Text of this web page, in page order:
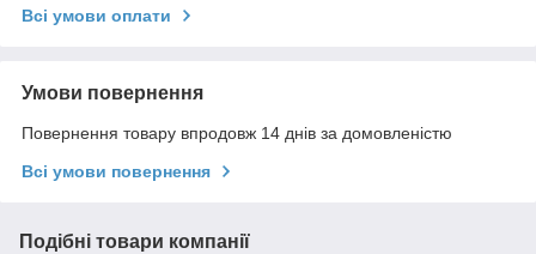
Всі умови оплати
Умови повернення
Повернення товару впродовж 14 днів за домовленістю
Всі умови повернення
Подібні товари компанії